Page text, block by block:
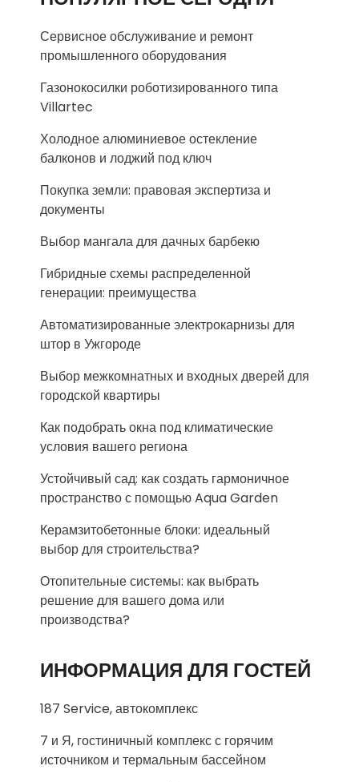
Сервисное обслуживание и ремонт
промышленного оборудования
Газонокосилки роботизированного типа
Villartec
Холодное алюминиевое остекление
балконов и лоджий под ключ
Покупка земли: правовая экспертиза и
документы
Выбор мангала для дачных барбекю
Гибридные схемы распределенной
генерации: преимущества
Автоматизированные электрокарнизы для
штор в Ужгороде
Выбор межкомнатных и входных дверей для
городской квартиры
Как подобрать окна под климатические
условия вашего региона
Устойчивый сад: как создать гармоничное
пространство с помощью Aqua Garden
Керамзитобетонные блоки: идеальный
выбор для строительства?
Отопительные системы: как выбрать
решение для вашего дома или
производства?
ИНФОРМАЦИЯ ДЛЯ ГОСТЕЙ
187 Service, автокомплекс
7 и Я, гостиничный комплекс с горячим
источником и термальным бассейном